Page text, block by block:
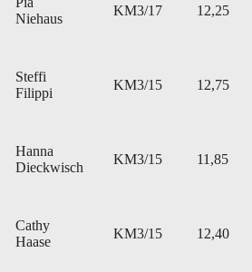
Niehaus
KM3/17 12,25
Steffi
Filippi
KM3/15 12,75
Hanna
Dieckwisch
KM3/15 11,85
Cathy
Haase
KM3/15 12,40